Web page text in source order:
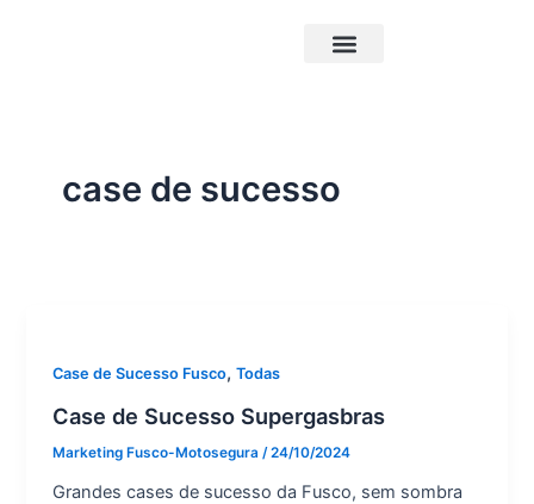
case de sucesso
Case de Sucesso Fusco,Todas
Case de Sucesso Supergasbras
Marketing Fusco-Motosegura/24/10/2024
Grandes cases de sucesso da Fusco, sem sombra